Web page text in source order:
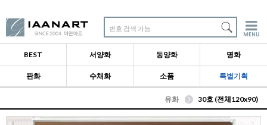
번호 검색 가능
BEST 서양화 동양화 명화
판화 수채화 소품 특별기획
유화 30호 (전체120x90)